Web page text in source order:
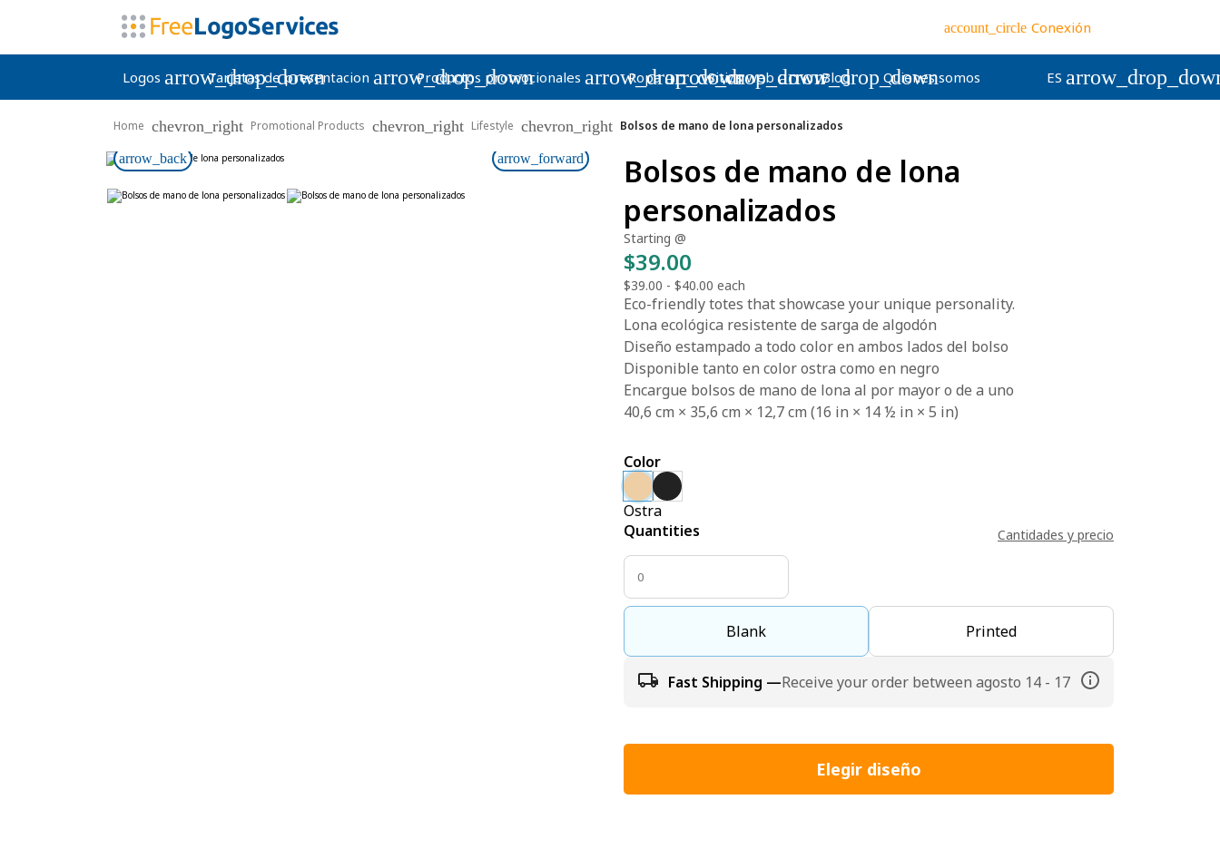
account_circle Conexión
Logos arrow_drop_down
Tarjetas de presentacion arrow_drop_down
Productos promocionales arrow_drop_down
Ropa arrow_drop_down
Sitios web arrow_drop_down
Blog Quienes somos ES
Home chevron_right Promotional Products chevron_right Lifestyle chevron_right Bolsos de mano de lona personalizados
arrow_back arrow_forward
Bolsos de mano de lona
personalizados
Starting @
$39.00
$39.00 - $40.00 each
Eco-friendly totes that showcase your unique personality.
Lona ecológica resistente de sarga de algodón
Diseño estampado a todo color en ambos lados del bolso
Disponible tanto en color ostra como en negro
Encargue bolsos de mano de lona al por mayor o de a uno
40,6 cm × 35,6 cm × 12,7 cm (16 in × 14 ½ in × 5 in)
Color
Ostra
Quantities
Cantidades y precio
Blank Printed
Fast Shipping —Receive your order between agosto 14 - 17
Elegir diseño